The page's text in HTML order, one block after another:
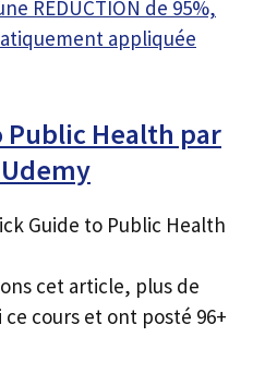
RÉDUCTION de 95%,
appliquée
Health par
Guide to Public Health
cet article, plus de
cours et ont posté 96+